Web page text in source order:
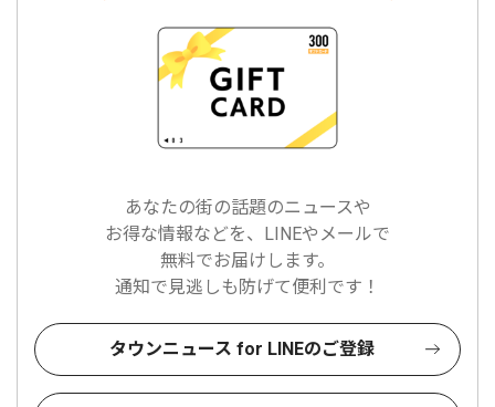
あなたの街の話題のニュースや
お得な情報などを、LINEやメールで
無料でお届けします。
通知で見逃しも防げて便利です！
タウンニュース for LINEのご登録